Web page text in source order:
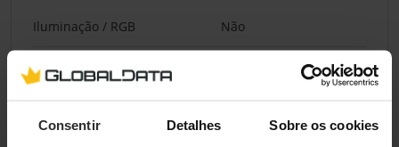
Consentir Detalhes Sobre os cookies
Iluminação / RGB Não